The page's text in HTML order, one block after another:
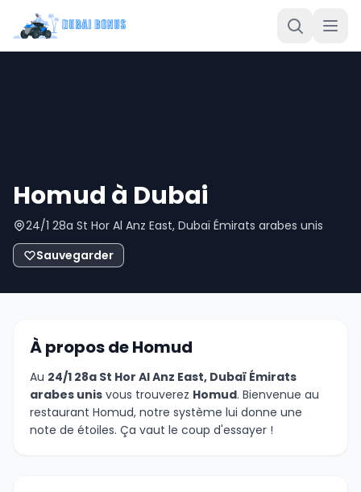
Homud à Dubai
24/1 28a St Hor Al Anz East, Dubaï Émirats arabes unis
Sauvegarder
À propos de Homud
Au 24/1 28a St Hor Al Anz East, Dubaï Émirats
arabes unis vous trouverez Homud. Bienvenue au
restaurant Homud, notre système lui donne une
note de étoiles. Ça vaut le coup d'essayer !